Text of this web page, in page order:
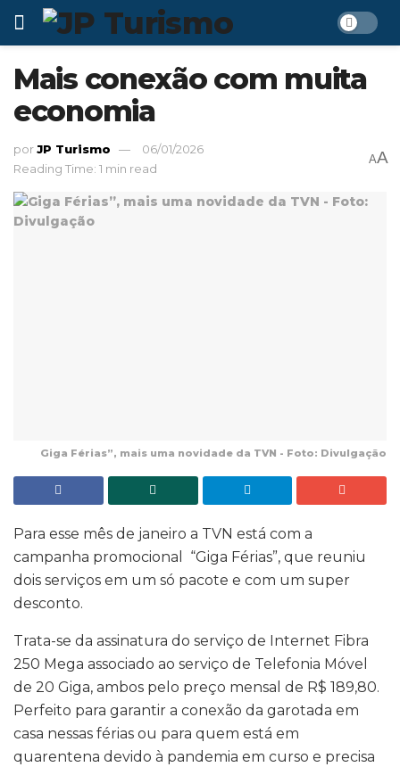
Mais conexão com muita
economia
porJP Turismo
06/01/2026
Reading Time: 1 min read
AA
Giga Férias”, mais uma novidade da TVN - Foto: Divulgação
Para esse mês de janeiro a TVN está com a
campanha promocional “Giga Férias”, que reuniu
dois serviços em um só pacote e com um super
desconto.
Trata-se da assinatura do serviço de Internet Fibra
250 Mega associado ao serviço de Telefonia Móvel
de 20 Giga, ambos pelo preço mensal de R$ 189,80.
Perfeito para garantir a conexão da garotada em
casa nessas férias ou para quem está em
quarentena devido à pandemia em curso e precisa